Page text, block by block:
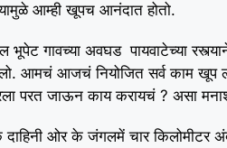
आम्ही खूपच आनंदात होतो.
भूपेट गावच्या अवघड पायवाटेच्या
आमचं आजचं नियोजित सर्व काम
परत जाऊन काय करायचं ? असा
ओर के जंगलमें चार किलोमीटर